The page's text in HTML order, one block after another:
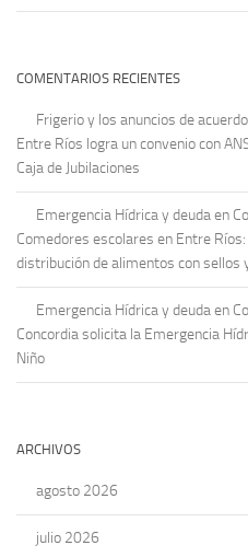
COMENTARIOS RECIENTES
Frigerio y los anuncios de
Entre Ríos logra un convenio con
Caja de Jubilaciones
Emergencia Hídrica y deuda en
Comedores escolares en Entre
distribución de alimentos con sellos
Emergencia Hídrica y deuda en
Concordia solicita la Emergencia
Niño
ARCHIVOS
agosto 2026
julio 2026